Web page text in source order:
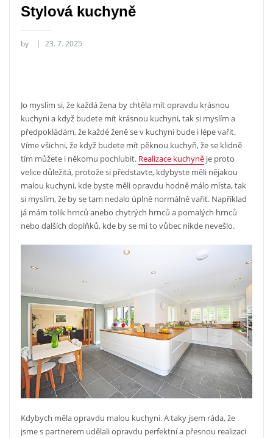
Stylová kuchyně
by 23. 7. 2025
Jo myslím si, že každá žena by chtěla mít opravdu krásnou
kuchyni a když budete mít krásnou kuchyni, tak si myslím a
předpokládám, že každé ženě se v kuchyni bude i lépe vařit.
Víme všichni, že když budete mít pěknou kuchyň, že se klidně
tím můžete i někomu pochlubit. Realizace kuchyněje proto
velice důležitá, protože si představte, kdybyste měli nějakou
malou kuchyni, kde byste měli opravdu hodně málo místa, tak
si myslím, že by se tam nedalo úplně normálně vařit. Například
já mám tolik hrnců anebo chytrých hrnců a pomalých hrnců
nebo dalších doplňků, kde by se mi to vůbec nikde nevešlo.
Kdybych měla opravdu malou kuchyni. A taky jsem ráda, že
jsme s partnerem udělali opravdu perfektní a přesnou realizaci